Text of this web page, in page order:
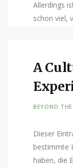
Allerdings
schon viel,
A
BEYOND
Dieser
bestimmte
haben, die